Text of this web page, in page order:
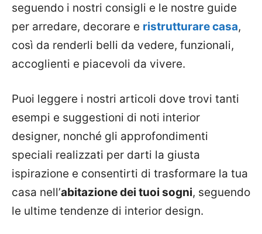
seguendo i nostri consigli e le nostre guide
per arredare, decorare e ristrutturare casa,
così da renderli belli da vedere, funzionali,
accoglienti e piacevoli da vivere.
Puoi leggere i nostri articoli dove trovi tanti
esempi e suggestioni di noti interior
designer, nonché gli approfondimenti
speciali realizzati per darti la giusta
ispirazione e consentirti di trasformare la tua
casa nell’abitazione dei tuoi sogni, seguendo
le ultime tendenze di interior design.